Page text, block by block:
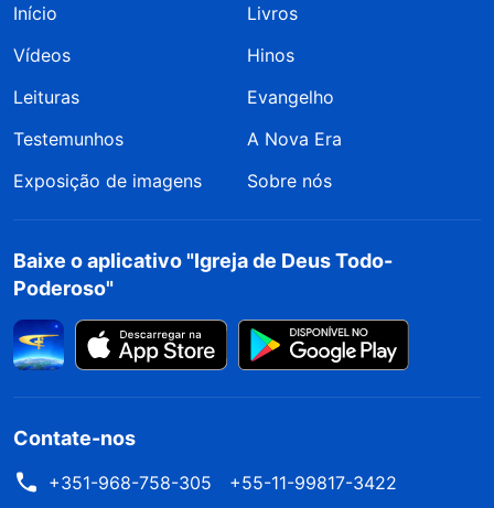
Início
Livros
Vídeos
Hinos
Leituras
Evangelho
Testemunhos
A Nova Era
Exposição de imagens
Sobre nós
Baixe o aplicativo "Igreja de Deus Todo-
Poderoso"
Contate-nos
+351-968-758-305
+55-11-99817-3422